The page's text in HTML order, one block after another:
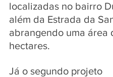
localizadas no bairro
além da Estrada da
abrangendo uma área
hectares.
Já o segundo projeto